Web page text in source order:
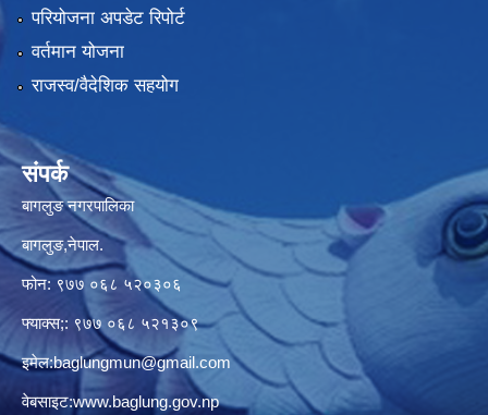
परियोजना अपडेट रिपोर्ट
वर्तमान योजना
राजस्व/वैदेशिक सहयोग
संपर्क
बागलुङ नगरपालिका
बागलुङ,नेपाल.
फोन: ९७७ ०६८ ५२०३०६
फ्याक्स;: ९७७ ०६८ ५२१३०९
इमेल:baglungmun@gmail.com
वेबसाइट:www.baglung.gov.np